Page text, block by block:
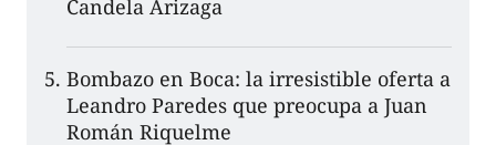
Candela Arizaga
Bombazo en Boca: la irresistible oferta a
Leandro Paredes que preocupa a Juan
Román Riquelme